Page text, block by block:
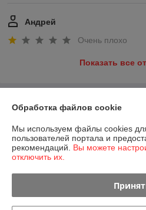
Андрей
Очень плохо
Показать все
О нас
Контакты
Доставка и оплата
Обработка файлов cookie
Мы используем файлы cookies
пользователей портала и
рекомендаций. Вы можете
отключить их.